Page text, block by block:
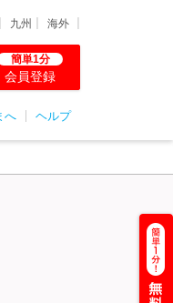
九州 海外
簡単1分
会員登録
へ ヘルプ